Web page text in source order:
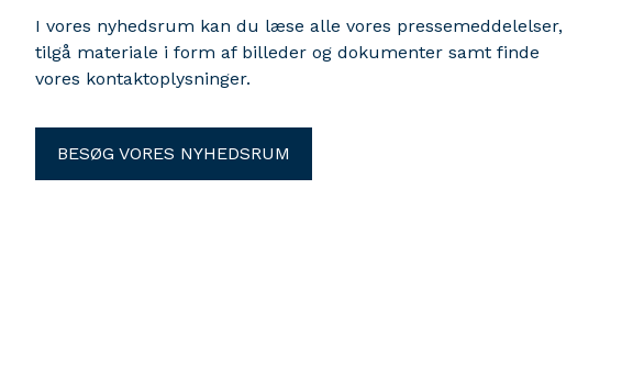
29. april fejrer EWII åbningen af
ladestationen med tilbud på
I vores nyhedsrum kan du læse alle vores pressemeddelelser,
tilgå materiale i form af billeder og dokumenter samt finde
vores kontaktoplysninger.
BESØG VORES NYHEDSRUM